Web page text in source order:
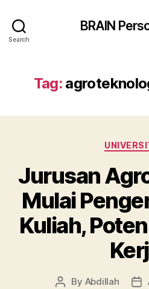
Search
BRAIN
Tag:
Jurusan
Mulai
Kuliah,
Post
By Abdillah